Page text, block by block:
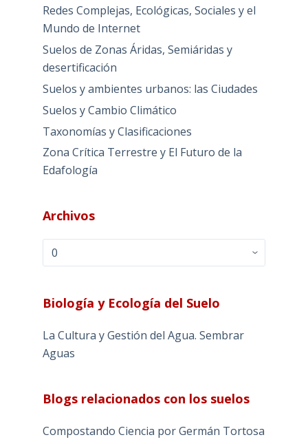
Redes Complejas, Ecológicas, Sociales y el
Mundo de Internet
Suelos de Zonas Áridas, Semiáridas y
desertificación
Suelos y ambientes urbanos: las Ciudades
Suelos y Cambio Climático
Taxonomías y Clasificaciones
Zona Crítica Terrestre y El Futuro de la
Edafología
Archivos
Archivos
Biología y Ecología del Suelo
La Cultura y Gestión del Agua. Sembrar
Aguas
Blogs relacionados con los suelos
Compostando Ciencia por Germán Tortosa